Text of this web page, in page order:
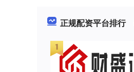
正规配资平台排行